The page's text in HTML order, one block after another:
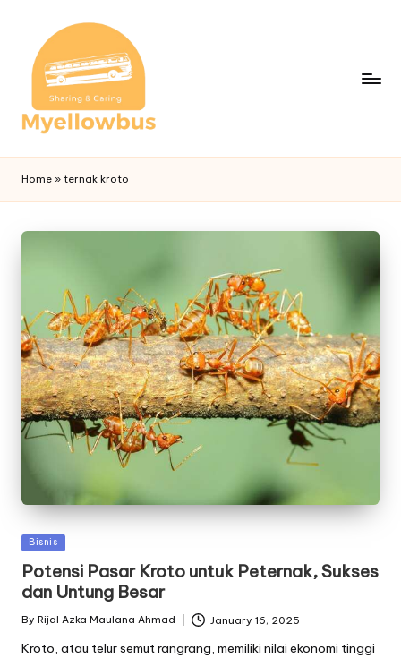
Home » ternak kroto
Posted
Bisnis
Potensi Pasar Kroto untuk Peternak, Sukses
dan Untung Besar
Posted
By Rijal Azka Maulana Ahmad January 16, 2025
Kroto, atau telur semut rangrang, memiliki nilai ekonomi tinggi